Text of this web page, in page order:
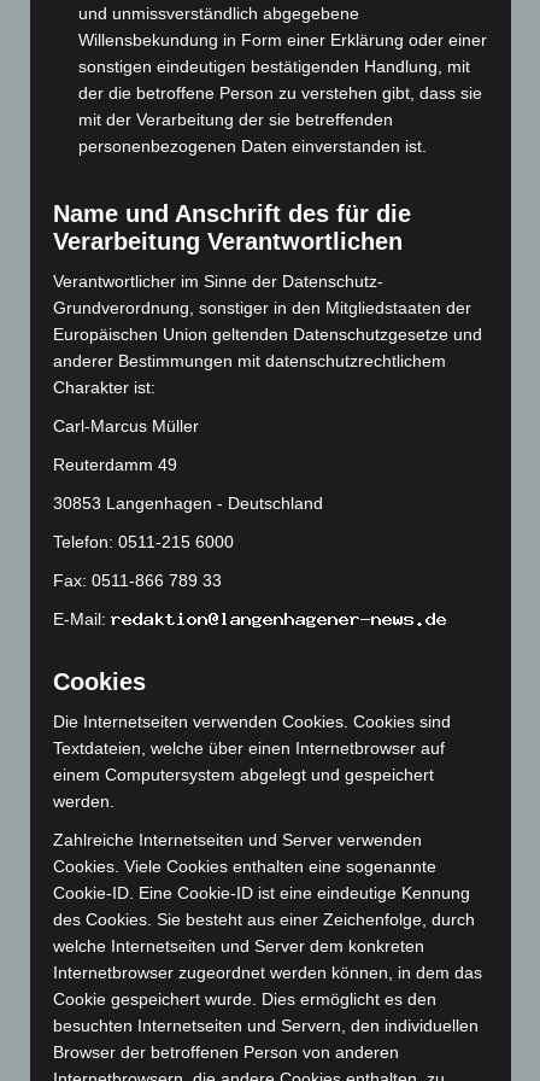
Oktober 2024
(93)
September 2024(112)
August 2024(107)
Juli 2024(89)
Mai 2024(149)
April 2024(102)
März 2024(103)
Februar 2024(103)
Januar 2024(111)
Dezember 2023
November 2023(130)
Oktober 2023(114)
September 2023(133)
August 2023(134)
Juli 2023(118)
Juni 2023
(142)
April 2023(155)
März 2023(174)
Februar 2023 (154)
Januar 2023
(140)
November 2022 (167)
Oktober 2022(166)
September 2022
(205)
August 2022(166)
Juli 2022 (133)
Juni 2022(167)
und unmissverständlich abgegebene
Willensbekundung in Form einer Erklärung oder einer
sonstigen eindeutigen bestätigenden Handlung, mit
der die betroffene Person zu verstehen gibt, dass sie
mit der Verarbeitung der sie betreffenden
personenbezogenen Daten einverstanden ist.
Name und Anschrift des für die
Verarbeitung Verantwortlichen
Verantwortlicher im Sinne der Datenschutz-
Grundverordnung, sonstiger in den Mitgliedstaaten der
Europäischen Union geltenden Datenschutzgesetze und
anderer Bestimmungen mit datenschutzrechtlichem
Charakter ist:
Carl-Marcus Müller
Reuterdamm 49
30853 Langenhagen - Deutschland
Telefon: 0511-215 6000
Fax: 0511-866 789 33
E-Mail:
Cookies
Die Internetseiten verwenden Cookies. Cookies sind
Textdateien, welche über einen Internetbrowser auf
einem Computersystem abgelegt und gespeichert
werden.
Zahlreiche Internetseiten und Server verwenden
Cookies. Viele Cookies enthalten eine sogenannte
Cookie-ID. Eine Cookie-ID ist eine eindeutige Kennung
des Cookies. Sie besteht aus einer Zeichenfolge, durch
welche Internetseiten und Server dem konkreten
Internetbrowser zugeordnet werden können, in dem das
Cookie gespeichert wurde. Dies ermöglicht es den
besuchten Internetseiten und Servern, den individuellen
Browser der betroffenen Person von anderen